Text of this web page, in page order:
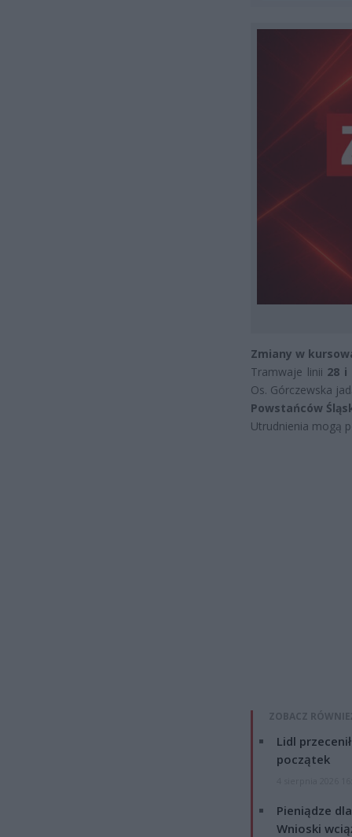
Zmiany w
Tramwaje linii 28 i
Os. Górczewska
Powstańców
Utrudnienia mogą
ZOBACZ
Lidl
początek
Pieniądze
Wnioski